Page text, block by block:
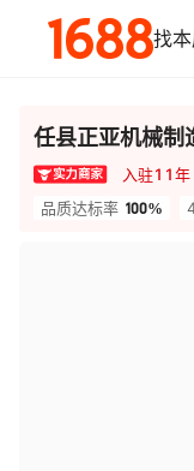
任县正亚机械制
入驻11年
品质达标率 100%